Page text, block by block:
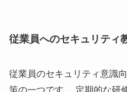
従業員へのセキュリティ
従業員のセキュリティ意識